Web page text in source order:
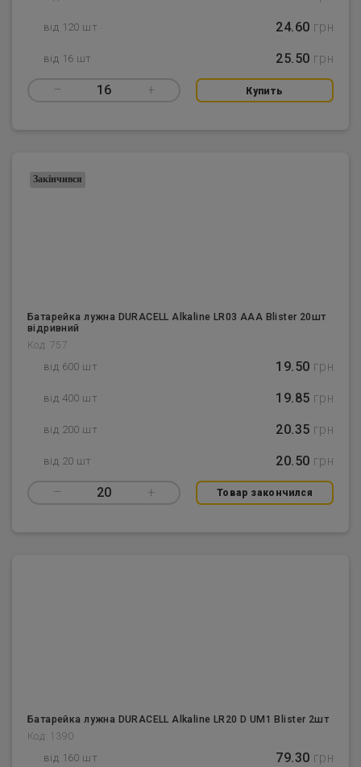
від 120 шт 24.60 грн
від 16 шт 25.50 грн
– 16 + Купить
Батарейка лужна DURACELL Alkaline LR03 AAA Blister 20шт
відривний
Код: 757
від 600 шт 19.50 грн
від 400 шт 19.85 грн
від 200 шт 20.35 грн
від 20 шт 20.50 грн
– 20 + Товар закончился
Закінчився
Батарейка лужна DURACELL Alkaline LR20 D UM1 Blister 2шт
Код: 1390
від 160 шт 79.30 грн